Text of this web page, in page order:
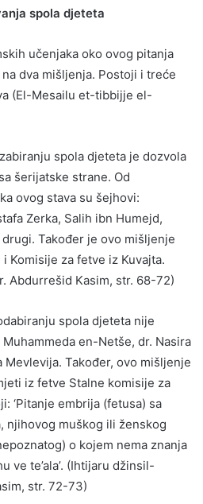
spola djeteta
učenjaka oko ovog pitanja
dva mišljenja. Postoji i treće
(El-Mesailu et-tibbijje el-
spola djeteta je dozvola
šerijatske strane. Od
ovog stava su šejhovi:
Zerka, Salih ibn Humejd,
Također je ovo mišljenje
Komisije za fetve iz Kuvajta.
Abdurrešid Kasim, str. 68-72)
spola djeteta nije
en-Netše, dr. Nasira
Također, ovo mišljenje
iz fetve Stalne komisije za
‘Pitanje embrija (fetusa) sa
njihovog muškog ili ženskog
o kojem nema znanja
ve te’ala’. (Ihtijaru džinsil-
str. 72-73)